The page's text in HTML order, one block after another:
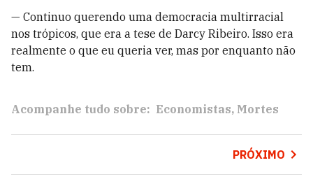
— Continuo querendo uma democracia multirracial
nos trópicos, que era a tese de Darcy Ribeiro. Isso era
realmente o que eu queria ver, mas por enquanto não
tem.
Acompanhe tudo sobre: Economistas Mortes
PRÓXIMO